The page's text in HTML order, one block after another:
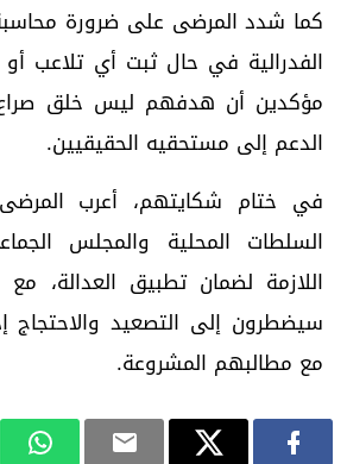
كما شدد المرضى على ضرورة
الفدرالية في حال ثبت أي تلاعب أو
مؤكدين أن هدفهم ليس خلق
الدعم إلى مستحقيه الحقيقيين.
في ختام شكايتهم، أعرب
السلطات المحلية والمجلس
اللازمة لضمان تطبيق العدالة،
سيضطرون إلى التصعيد والاحتجاج
مع مطالبهم المشروعة.